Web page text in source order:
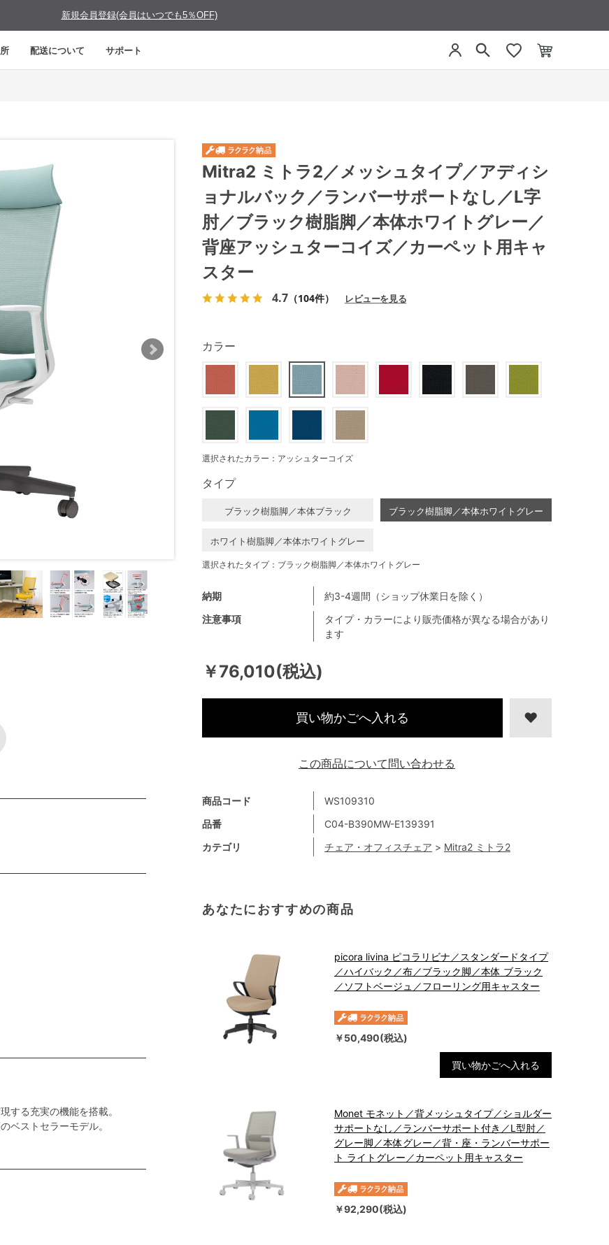
新規会員登録(会員はいつでも5％OFF)
配送について サポート
する充実の機能を搭載。
ベストセラーモデル。
Mitra2 ミトラ2／メッシュタイプ／アディシ
ョナルバック／ランバーサポートなし／L字
肘／ブラック樹脂脚／本体ホワイトグレー／
背座アッシュターコイズ／カーペット用キャ
スター
4.7 （104件） レビューを見る
￥76,010(税込)
商品コード
WS109310
品番
C04-B390MW-E139391
カテゴリ
チェア・オフィスチェア > Mitra2 ミトラ2
注意事項
タイプ・カラーにより販売価格が異なる場合があり
ます
納期 約3-4週間（ショップ休業日を除く）
カラー
選択されたカラー：アッシュターコイズ
タイプ
ブラック樹脂脚／本体ブラック ブラック樹脂脚／本体ホワイトグレー
ホワイト樹脂脚／本体ホワイトグレー
選択されたタイプ：ブラック樹脂脚／本体ホワイトグレー
買い物かごへ入れる
あなたにおすすめの商品
picora livina ピコラリビナ／スタンダードタイプ
／ハイバック／布／ブラック脚／本体 ブラック
／ソフトベージュ／フローリング用キャスター
￥50,490(税込)
買い物かごへ入れる
Monet モネット／背メッシュタイプ／ショルダー
サポートなし／ランバーサポート付き／L型肘／
グレー脚／本体グレー／背・座・ランバーサポー
ト ライトグレー／カーペット用キャスター
￥92,290(税込)
この商品について問い合わせる